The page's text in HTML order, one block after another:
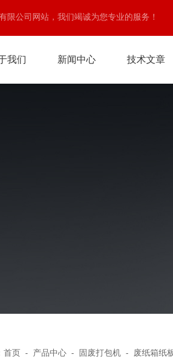
限公司网站，我们竭诚为您专业的服务！
我们 新闻中心 技术文章
首页 - 产品中心 - 固废打包机 - 废纸箱纸